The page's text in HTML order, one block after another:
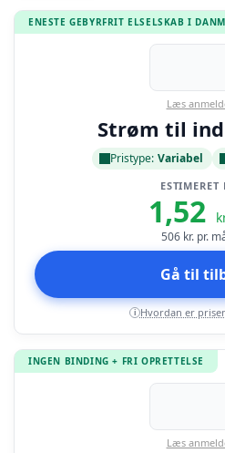
ENESTE GEBYRFRIT ELSELSKAB I
Læs
Strøm til
Pristype: Variabel
ESTIMERET
1,52
506 kr. pr.
Gå til
i Hvordan er
INGEN BINDING + FRI OPRETTELSE
Læs